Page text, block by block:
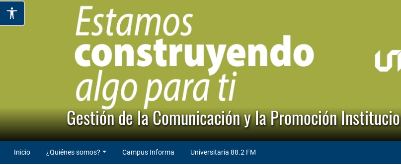
Gestión de la Comunicación y la Promoción
Inicio ¿Quiénes somos? Campus Informa Universitaria 88.2 FM